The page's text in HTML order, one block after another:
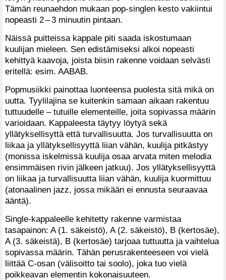
Tämän reunaehdon mukaan pop-singlen kesto vakiintui
nopeasti 2 – 3 minuutin pintaan.
Näissä puitteissa kappale piti saada iskostumaan
kuulijan mieleen. Sen edistämiseksi alkoi nopeasti
kehittyä kaavoja, joista biisin rakenne voidaan selvästi
eritellä: esim. AABAB.
Popmusiikki painottaa luonteensa puolesta sitä mikä on
uutta. Tyylilajina se kuitenkin samaan aikaan rakentuu
tuttuudelle – tutuille elementeille, joita sopivassa määrin
varioidaan. Kappaleesta täytyy löytyä sekä
yllätyksellisyttä että turvallisuutta. Jos turvallisuutta on
liikaa ja yllätyksellisyyttä liian vähän, kuulija pitkästyy
(monissa iskelmissä kuulija osaa arvata miten melodia
ensimmäisen rivin jälkeen jatkuu). Jos yllätyksellisyyttä
on liikaa ja turvallisuutta liian vähän, kuulija kuormittuu
(atonaalinen jazz, jossa mikään ei ennusta seuraavaa
ääntä).
Single-kappaleelle kehitetty rakenne varmistaa
tasapainon: A (1. säkeistö), A (2. säkeistö), B (kertosäe),
A (3. säkeistä), B (kertosäe) tarjoaa tuttuutta ja vaihtelua
sopivassa määrin. Tähän perusrakenteeseen voi vielä
liittää C-osan (välisoitto tai soolo), joka tuo vielä
poikkeavan elementin kokonaisuuteen.